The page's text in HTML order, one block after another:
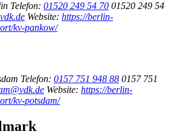
Telefon: 01520 249 54 70 01520 249 54
Website: https://berlin-
kv-pankow/
Telefon: 0157 751 948 88 0157 751
Website: https://berlin-
kv-potsdam/